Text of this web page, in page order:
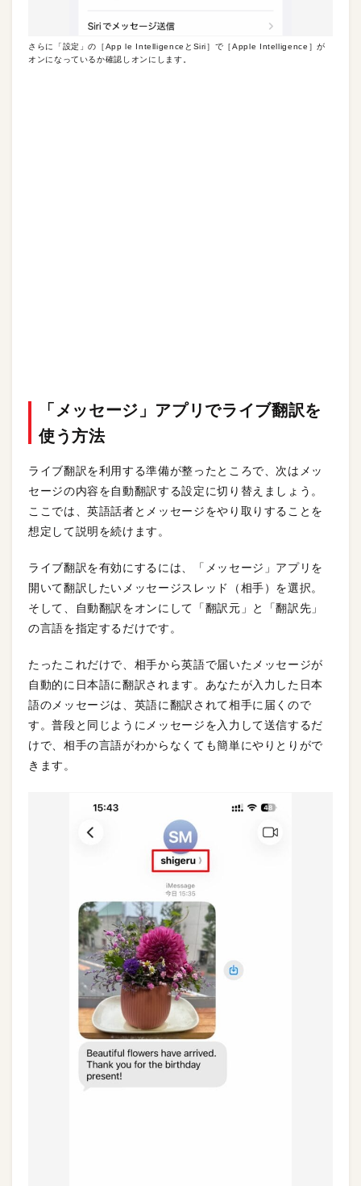
さらに「設定」の［App le IntelligenceとSiri］で［Apple Intelligence］が
オンになっているか確認しオンにします。
「メッセージ」アプリでライブ翻訳を
使う方法
ライブ翻訳を利用する準備が整ったところで、次はメッ
セージの内容を自動翻訳する設定に切り替えましょう。
ここでは、英語話者とメッセージをやり取りすることを
想定して説明を続けます。
ライブ翻訳を有効にするには、「メッセージ」アプリを
開いて翻訳したいメッセージスレッド（相手）を選択。
そして、自動翻訳をオンにして「翻訳元」と「翻訳先」
の言語を指定するだけです。
たったこれだけで、相手から英語で届いたメッセージが
自動的に日本語に翻訳されます。あなたが入力した日本
語のメッセージは、英語に翻訳されて相手に届くので
す。普段と同じようにメッセージを入力して送信するだ
けで、相手の言語がわからなくても簡単にやりとりがで
きます。